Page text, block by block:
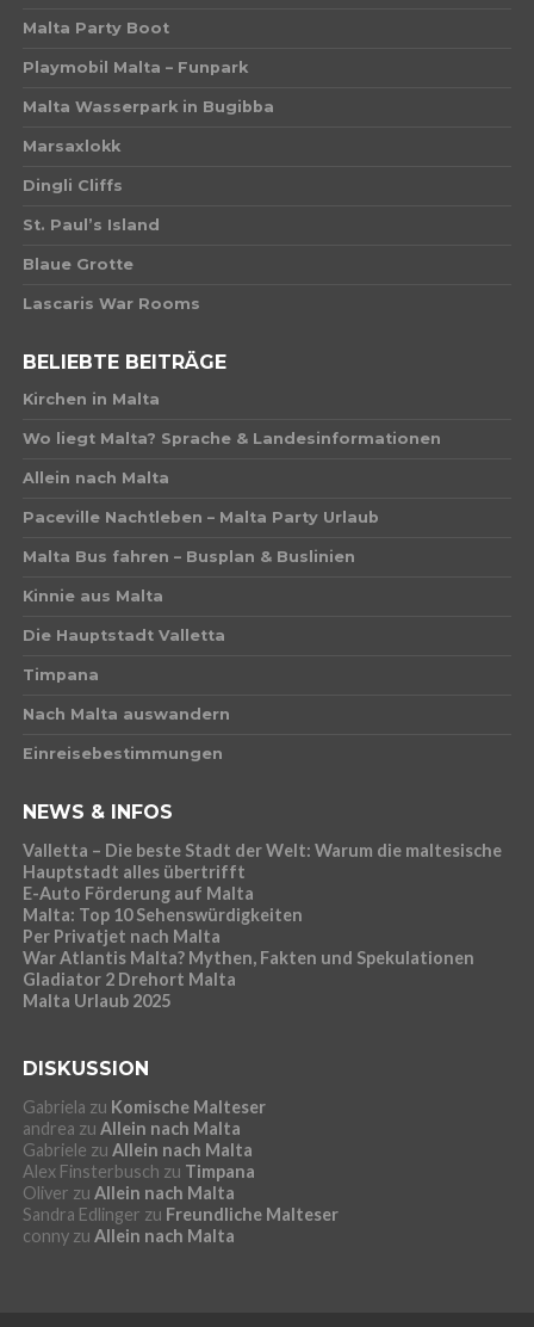
Malta Party Boot
Playmobil Malta – Funpark
Malta Wasserpark in Bugibba
Marsaxlokk
Dingli Cliffs
St. Paul’s Island
Blaue Grotte
Lascaris War Rooms
BELIEBTE BEITRÄGE
Kirchen in Malta
Wo liegt Malta? Sprache & Landesinformationen
Allein nach Malta
Paceville Nachtleben – Malta Party Urlaub
Malta Bus fahren – Busplan & Buslinien
Kinnie aus Malta
Die Hauptstadt Valletta
Timpana
Nach Malta auswandern
Einreisebestimmungen
NEWS & INFOS
Valletta – Die beste Stadt der Welt: Warum die maltesische
Hauptstadt alles übertrifft
E-Auto Förderung auf Malta
Malta: Top 10 Sehenswürdigkeiten
Per Privatjet nach Malta
War Atlantis Malta? Mythen, Fakten und Spekulationen
Gladiator 2 Drehort Malta
Malta Urlaub 2025
DISKUSSION
Gabriela zu Komische Malteser
andrea zu Allein nach Malta
Gabriele zu Allein nach Malta
Alex Finsterbusch zu Timpana
Oliver zu Allein nach Malta
Sandra Edlinger zu Freundliche Malteser
connyzu Allein nach Malta